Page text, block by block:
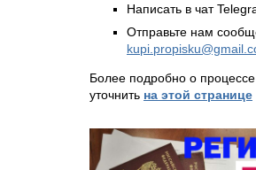
Написать в чат
Отправьте нам
Более подробно о
уточнить на этой странице